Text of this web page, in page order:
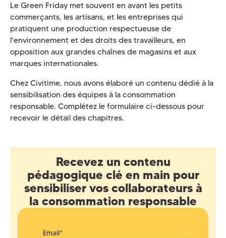
Le Green Friday met souvent en avant les petits
commerçants, les artisans, et les entreprises qui
pratiquent une production respectueuse de
l'environnement et des droits des travailleurs, en
opposition aux grandes chaînes de magasins et aux
marques internationales.
Chez Civitime, nous avons élaboré un contenu dédié à la
sensibilisation des équipes à la consommation
responsable. Complétez le formulaire ci-dessous pour
recevoir le détail des chapitres.
Recevez un contenu
pédagogique clé en main pour
sensibiliser vos collaborateurs à
la consommation responsable
Email*